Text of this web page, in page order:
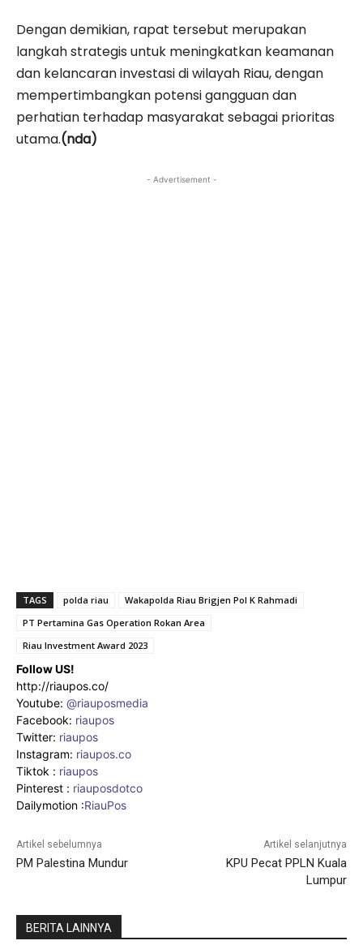
Dengan demikian, rapat tersebut merupakan
langkah strategis untuk meningkatkan keamanan
dan kelancaran investasi di wilayah Riau, dengan
mempertimbangkan potensi gangguan dan
perhatian terhadap masyarakat sebagai prioritas
utama.(nda)
- Advertisement -
TAGS polda riau
Wakapolda Riau Brigjen Pol K Rahmadi
PT Pertamina Gas Operation Rokan Area
Riau Investment Award 2023
Follow US!
http://riaupos.co/
Youtube: @riauposmedia
Facebook: riaupos
Twitter: riaupos
Instagram: riaupos.co
Tiktok : riaupos
Pinterest : riauposdotco
Dailymotion :RiauPos
Artikel sebelumnya
PM Palestina Mundur
Artikel selanjutnya
KPU Pecat PPLN Kuala
Lumpur
BERITA LAINNYA